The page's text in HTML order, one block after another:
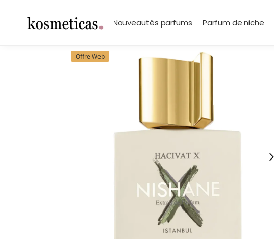
Marques Nouveautés parfums Parfum de niche
Search
Offre Web